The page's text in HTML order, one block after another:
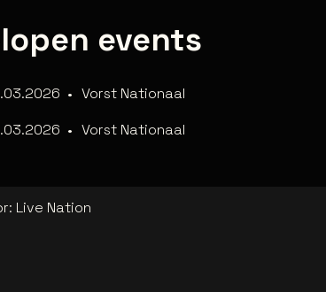
events
• Vorst Nationaal
• Vorst Nationaal
: Live Nation